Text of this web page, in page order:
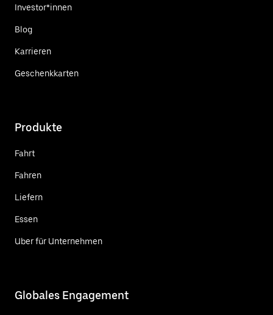
Investor*innen
Blog
Karrieren
Geschenkkarten
Produkte
Fahrt
Fahren
Liefern
Essen
Uber für Unternehmen
Globales Engagement